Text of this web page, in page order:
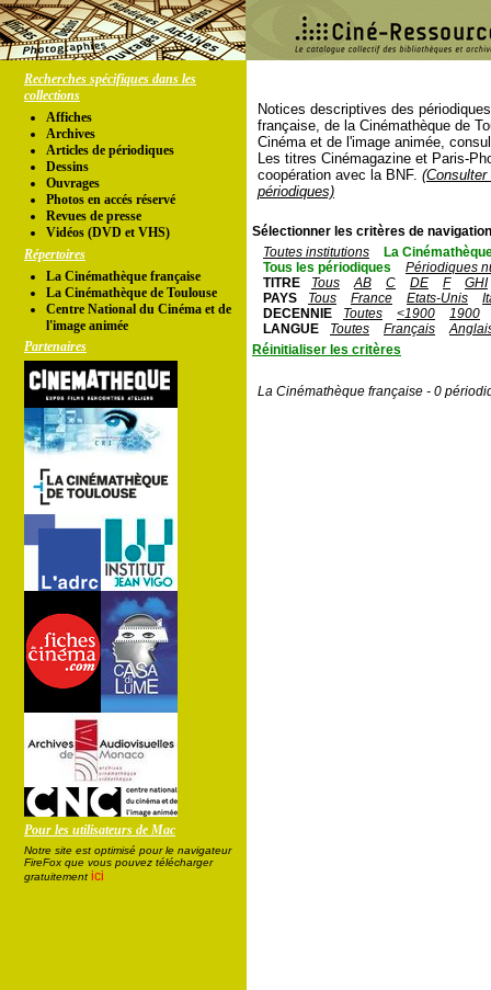
Recherches spécifiques dans les
collections
Affiches
Archives
Articles de périodiques
Dessins
Ouvrages
Photos en accés réservé
Revues de presse
Vidéos (DVD et VHS)
Répertoires
La Cinémathèque française
La Cinémathèque de Toulouse
Centre National du Cinéma et de
l'image animée
Partenaires
Pour les utilisateurs de Mac
Notre site est optimisé pour le navigateur
FireFox que vous pouvez télécharger
gratuitement ici
Notices descriptives des
française, de la Cinémathèque de
Cinéma et de l'image animée,
Les titres Cinémagazine et Paris-
coopération avec la BNF.
périodiques)
Sélectionner les critères de
Toutes institutions
La
Tous les périodiques
Périodiques
TITRE
Tous AB C DE F
GHI
PAYS
Tous France Etats-Unis
DECENNIE
Toutes <1900
1900
LANGUE
Toutes Français
Réinitialiser les critères
La Cinémathèque française - 0